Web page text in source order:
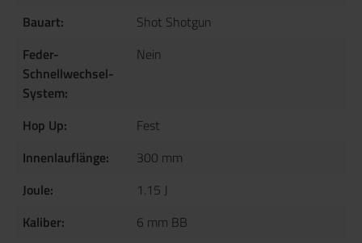
Bauart:
Shot Shotgun
Feder-
Schnellwechsel-
System:
Nein
Hop Up:
Fest
Innenlauflänge:
300 mm
Joule:
1.15 J
Kaliber:
6 mm BB